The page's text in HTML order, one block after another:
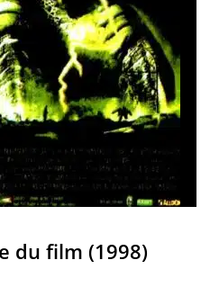
du film (1998)